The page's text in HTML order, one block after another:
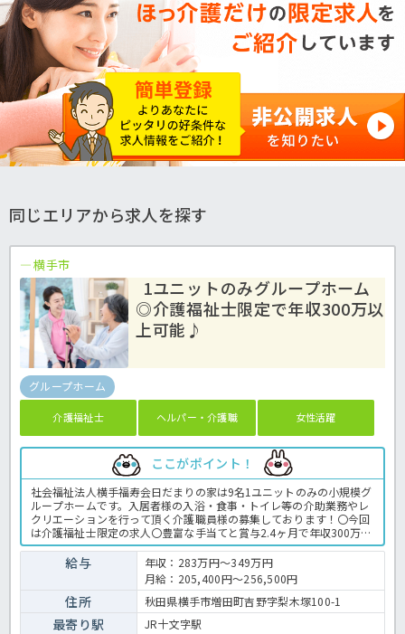
同じエリアから求人を探す
横手市
1ユニットのみグループホーム
◎介護福祉士限定で年収300万以
上可能♪
グループホーム
介護福祉士 ヘルパー・介護職 女性活躍
ここがポイント！
社会福祉法人横手福寿会日だまりの家は9名1ユニットのみの小規模グ
ループホームです。入居者様の入浴・食事・トイレ等の介助業務やレ
クリエーションを行って頂く介護職員様の募集しております！〇今回
は介護福祉士限定の求人〇豊富な手当てと賞与2.4ヶ月で年収300万が
目指せます♪お休みも112日あり、残業も月3時間程度と少ないためプ
ライベートとの両立も図れます！！子育てサポート企業として、厚生
労働大臣より”くるみん認定”を頂いておりますので、子育て世代の
方々も安心して働くことが出来ますよ☆ご興味のある方はほっ介護ま
でぜひご相談ください！グループホームでの介護業務全般です。 ＜介
護職 正職員 グルホの求人＞
給与
年収：283万円～349万円
月給：205,400円～256,500円
住所 秋田県横手市増田町吉野字梨木塚100-1
最寄り駅 JR十文字駅